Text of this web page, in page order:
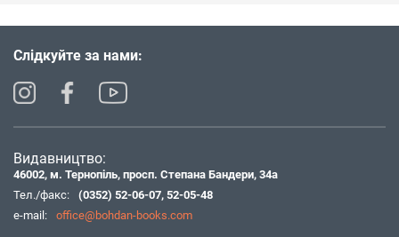
Слідкуйте за нами:
Видавництво:
46002, м. Тернопіль, просп. Степана Бандери, 34а
Тел./факс:
(0352) 52-06-07, 52-05-48
e-mail:
office@bohdan-books.com